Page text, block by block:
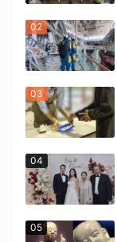
02
03
04
05